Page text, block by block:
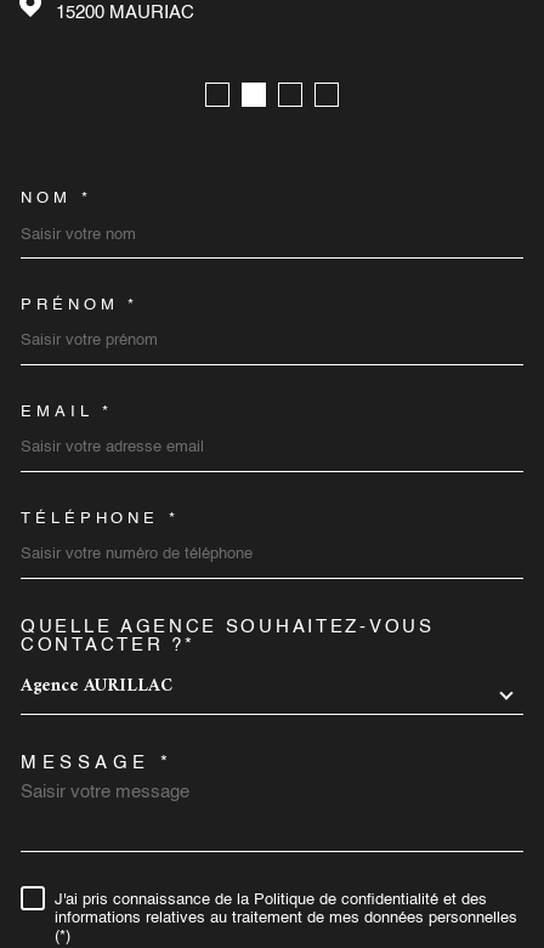
15200
MAURIAC
NOM *
PRÉNOM *
EMAIL *
TÉLÉPHONE *
QUELLE AGENCE SOUHAITEZ-VOUS
CONTACTER ?*
Agence AURILLAC
MESSAGE *
RÈGLEMENTATION
J'ai pris connaissance de la Politique de confidentialité et des
informations relatives au traitement de mes données personnelles
(*)